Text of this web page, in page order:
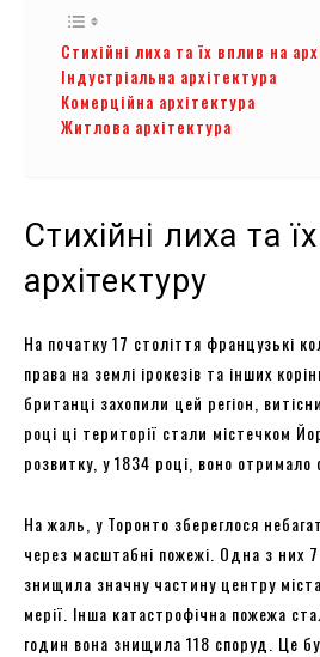
Стихійні лиха та їх вплив на
Індустріальна архітектура
Комерційна архітектура
Житлова архітектура
Стихійні лиха та
архітектуру
На початку 17 століття французькі
права на землі ірокезів та інших
британці захопили цей регіон,
році ці території стали містечком
розвитку, у 1834 році, воно отримало
На жаль, у Торонто збереглося
через масштабні пожежі. Одна з них
знищила значну частину центру
мерії. Інша катастрофічна пожежа
годин вона знищила 118 споруд. Це